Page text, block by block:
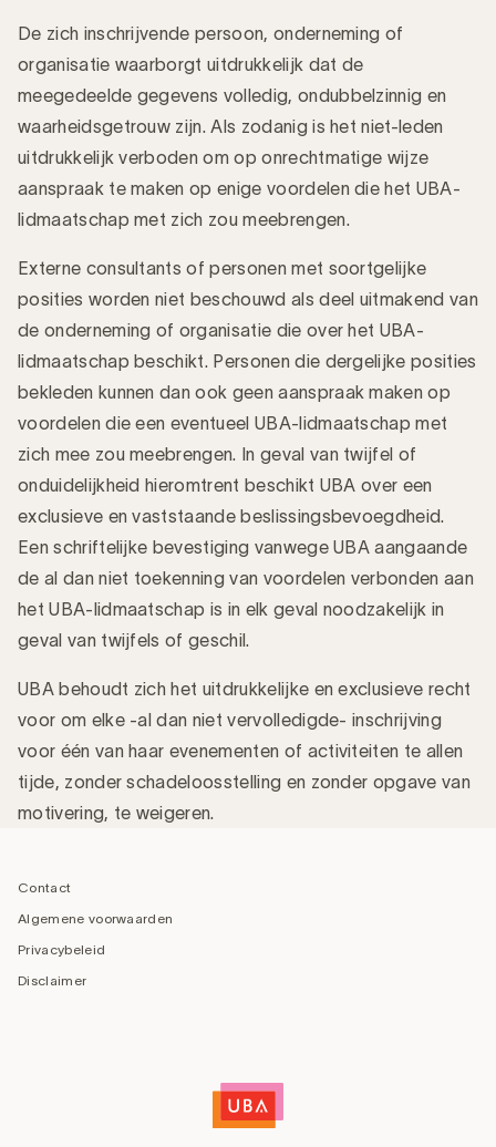
De zich inschrijvende persoon, onderneming of
organisatie waarborgt uitdrukkelijk dat de
meegedeelde gegevens volledig, ondubbelzinnig en
waarheidsgetrouw zijn. Als zodanig is het niet-leden
uitdrukkelijk verboden om op onrechtmatige wijze
aanspraak te maken op enige voordelen die het UBA-
lidmaatschap met zich zou meebrengen.
Externe consultants of personen met soortgelijke
posities worden niet beschouwd als deel uitmakend van
de onderneming of organisatie die over het UBA-
lidmaatschap beschikt. Personen die dergelijke posities
bekleden kunnen dan ook geen aanspraak maken op
voordelen die een eventueel UBA-lidmaatschap met
zich mee zou meebrengen. In geval van twijfel of
onduidelijkheid hieromtrent beschikt UBA over een
exclusieve en vaststaande beslissingsbevoegdheid.
Een schriftelijke bevestiging vanwege UBA aangaande
de al dan niet toekenning van voordelen verbonden aan
het UBA-lidmaatschap is in elk geval noodzakelijk in
geval van twijfels of geschil.
UBA behoudt zich het uitdrukkelijke en exclusieve recht
voor om elke -al dan niet vervolledigde- inschrijving
voor één van haar evenementen of activiteiten te allen
tijde, zonder schadeloosstelling en zonder opgave van
motivering, te weigeren.
Contact
Algemene voorwaarden
Privacybeleid
Disclaimer